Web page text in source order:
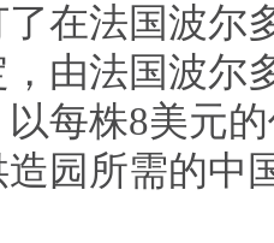
在法国波尔
由法国波尔
每株8美元
园所需的中